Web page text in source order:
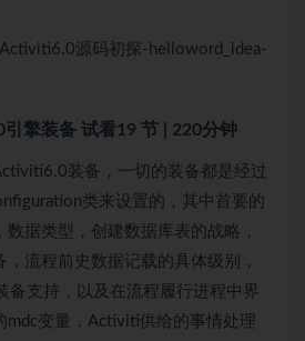
源码初探-helloword_idea-
引擎装备 试看19 节 | 220分钟
装备，一切的装备都是经过
类来设置的，其中首要的
数据类型，创建数据库表的战略，
流程前史数据记载的具体级别，
备支持，以及在流程履行进程中界
mdc变量，Activiti供给的事情处理